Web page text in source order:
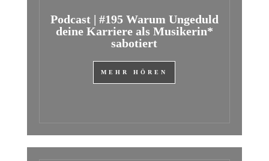
Podcast | #195 Warum Ungeduld
deine Karriere als Musikerin*
sabotiert
MEHR HÖREN